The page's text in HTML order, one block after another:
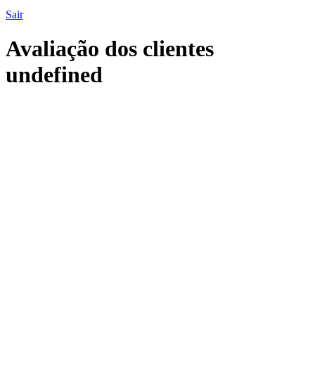
Sair
Avaliação dos clientes
undefined